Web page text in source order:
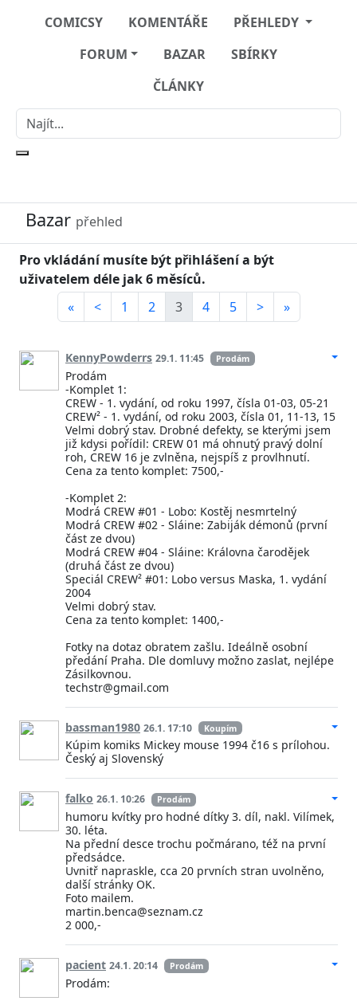
COMICSY KOMENTÁŘE
PŘEHLEDY
FORUM
BAZAR
SBÍRKY
ČLÁNKY
Bazar přehled
Pro vkládání musíte být přihlášení a být
uživatelem déle jak 6 měsíců.
«
< 1 2 3 4 5 > »
KennyPowderrs 29.1. 11:45 Prodám
Prodám
-Komplet 1:
CREW - 1. vydání, od roku 1997, čísla 01-03, 05-21
CREW² - 1. vydání, od roku 2003, čísla 01, 11-13, 15
Velmi dobrý stav. Drobné defekty, se kterými jsem
již kdysi pořídil: CREW 01 má ohnutý pravý dolní
roh, CREW 16 je zvlněna, nejspíš z provlhnutí.
Cena za tento komplet: 7500,-
-Komplet 2:
Modrá CREW #01 - Lobo: Kostěj nesmrtelný
Modrá CREW #02 - Sláine: Zabiják démonů (první
část ze dvou)
Modrá CREW #04 - Sláine: Královna čarodějek
(druhá část ze dvou)
Speciál CREW² #01: Lobo versus Maska, 1. vydání
2004
Velmi dobrý stav.
Cena za tento komplet: 1400,-
Fotky na dotaz obratem zašlu. Ideálně osobní
předání Praha. Dle domluvy možno zaslat, nejlépe
Zásilkovnou.
techstr@gmail.com
bassman1980 26.1. 17:10 Koupím
Kúpim komiks Mickey mouse 1994 č16 s prílohou.
Český aj Slovenský
falko 26.1. 10:26 Prodám
humoru kvítky pro hodné dítky 3. díl, nakl. Vilímek,
30. léta.
Na přední desce trochu počmárano, též na první
předsádce.
Uvnitř napraskle, cca 20 prvních stran uvolněno,
další stránky OK.
Foto mailem.
martin.benca@seznam.cz
2 000,-
pacient 24.1. 20:14 Prodám
Prodám: